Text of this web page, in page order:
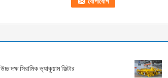
উচ্চ দক্ষ সিরামিক ভ্যাকুয়াম ফিল্টার